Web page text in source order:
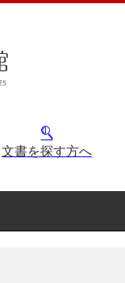
文書を探す方へ